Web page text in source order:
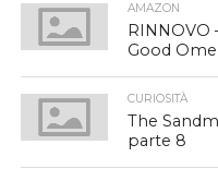
AMAZON
RINNOVO
Good
CURIOSITÀ
The
parte 8